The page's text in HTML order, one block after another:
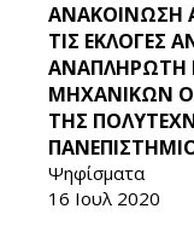
ΑΝΑΚΟΙΝΩΣΗ
ΤΙΣ ΕΚΛΟΓΕΣ
ΑΝΑΠΛΗΡΩΤΗ
ΜΗΧΑΝΙΚΩΝ
ΤΗΣ
Ψηφίσματα
16 Ιουλ 2020